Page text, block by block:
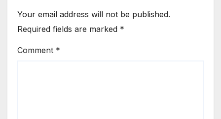
Your email address will not be published.
Required fields are marked *
Comment *